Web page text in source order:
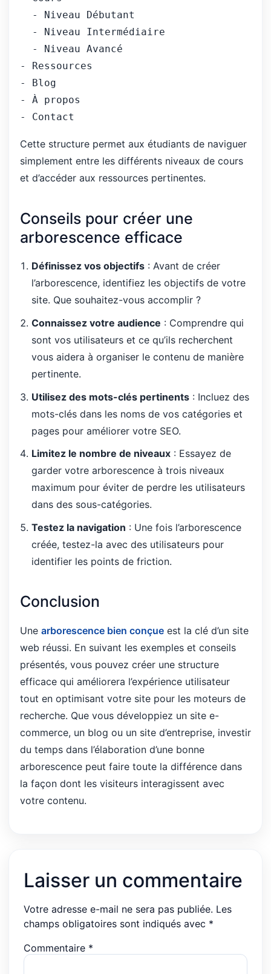
  - Niveau Débutant
  - Niveau Intermédiaire
  - Niveau Avancé
- Ressources
- Blog
- À propos
- Contact
Cette structure permet aux étudiants de naviguer
simplement entre les différents niveaux de cours
et d’accéder aux ressources pertinentes.
Conseils pour créer une
arborescence efficace
Définissez vos objectifs : Avant de créer
l’arborescence, identifiez les objectifs de votre
site. Que souhaitez-vous accomplir ?
Connaissez votre audience : Comprendre qui
sont vos utilisateurs et ce qu’ils recherchent
vous aidera à organiser le contenu de manière
pertinente.
Utilisez des mots-clés pertinents : Incluez des
mots-clés dans les noms de vos catégories et
pages pour améliorer votre SEO.
Limitez le nombre de niveaux : Essayez de
garder votre arborescence à trois niveaux
maximum pour éviter de perdre les utilisateurs
dans des sous-catégories.
Testez la navigation : Une fois l’arborescence
créée, testez-la avec des utilisateurs pour
identifier les points de friction.
Conclusion
Une arborescence bien conçue est la clé d’un site
web réussi. En suivant les exemples et conseils
présentés, vous pouvez créer une structure
efficace qui améliorera l’expérience utilisateur
tout en optimisant votre site pour les moteurs de
recherche. Que vous développiez un site e-
commerce, un blog ou un site d’entreprise, investir
du temps dans l’élaboration d’une bonne
arborescence peut faire toute la différence dans
la façon dont les visiteurs interagissent avec
votre contenu.
Laisser un commentaire
Votre adresse e-mail ne sera pas publiée. Les
champs obligatoires sont indiqués avec *
Commentaire *